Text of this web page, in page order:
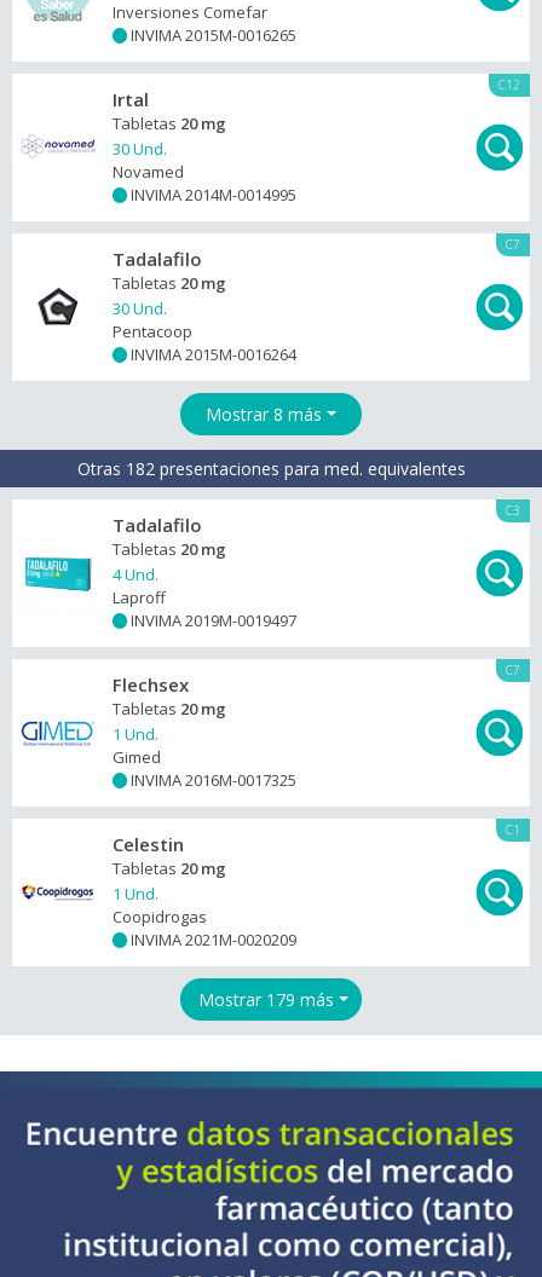
Inversiones Comefar
INVIMA 2015M-0016265
C12
Irtal
Tabletas 20 mg
30 Und.
Novamed
INVIMA 2014M-0014995
C7
Tadalafilo
Tabletas 20 mg
30 Und.
Pentacoop
INVIMA 2015M-0016264
Mostrar 8 más
Otras 182 presentaciones para med. equivalentes
C3
Tadalafilo
Tabletas 20 mg
4 Und.
Laproff
INVIMA 2019M-0019497
C7
Flechsex
Tabletas 20 mg
1 Und.
Gimed
INVIMA 2016M-0017325
C1
Celestin
Tabletas 20 mg
1 Und.
Coopidrogas
INVIMA 2021M-0020209
Mostrar 179 más